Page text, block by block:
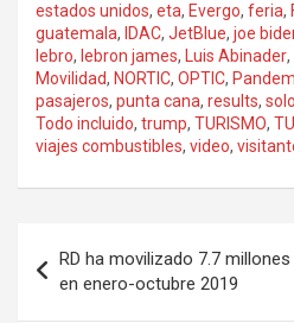
estados unidos, eta, Evergo, feria,
guatemala, IDAC, JetBlue, joe
lebro, lebron james, Luis Abinader,
Movilidad, NORTIC, OPTIC,
pasajeros, punta cana, results,
Todo incluido, trump, TURISMO,
viajes combustibles, video,
de
RD ha movilizado 7.7
en enero-octubre 2019